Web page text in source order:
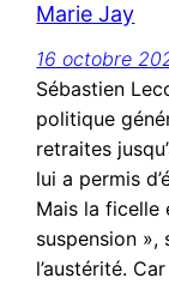
Marie Jay
16 octobre
Sébastien
politique
retraites
lui a permis
Mais la ficelle
suspension
l’austérité.